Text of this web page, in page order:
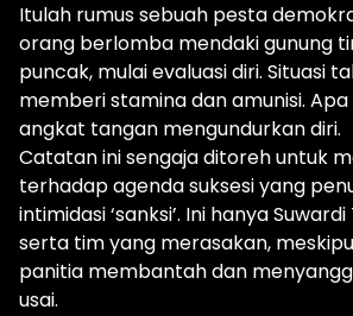
Itulah rumus sebuah pesta
orang berlomba mendaki gunung
puncak, mulai evaluasi diri. Situasi
memberi stamina dan amunisi.
angkat tangan mengundurkan diri.
Catatan ini sengaja ditoreh untuk
terhadap agenda suksesi yang
intimidasi ‘sanksi’. Ini hanya
serta tim yang merasakan,
panitia membantah dan
usai.